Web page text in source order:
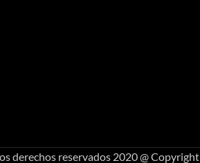
derechos reservados 2020 @ Copyright